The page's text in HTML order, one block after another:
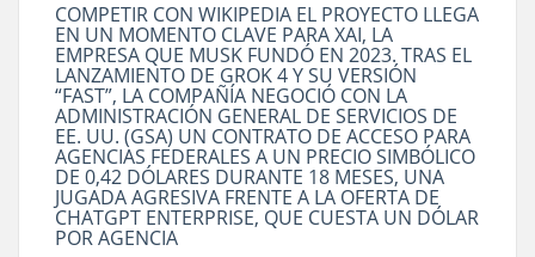
COMPETIR CON WIKIPEDIA EL PROYECTO LLEGA
EN UN MOMENTO CLAVE PARA XAI, LA
EMPRESA QUE MUSK FUNDÓ EN 2023. TRAS EL
LANZAMIENTO DE GROK 4 Y SU VERSIÓN
“FAST”, LA COMPAÑÍA NEGOCIÓ CON LA
ADMINISTRACIÓN GENERAL DE SERVICIOS DE
EE. UU. (GSA) UN CONTRATO DE ACCESO PARA
AGENCIAS FEDERALES A UN PRECIO SIMBÓLICO
DE 0,42 DÓLARES DURANTE 18 MESES, UNA
JUGADA AGRESIVA FRENTE A LA OFERTA DE
CHATGPT ENTERPRISE, QUE CUESTA UN DÓLAR
POR AGENCIA